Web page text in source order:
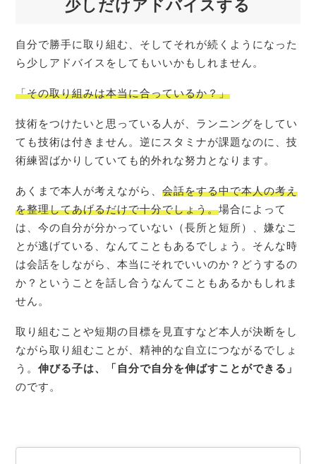
少しだけアドバイスする
自分で勝手に取り組む、そしてそれが続くようになった
ら少しアドバイスをしてもいいかもしれません。
「その取り組みは本当に合っているか？」
技術をつけたいと思っている人が、ランニングをしてい
ても技術は付きません。逆にスタミナが課題なのに、技
術練習ばかりしていても的外れな努力となります。
あくまで本人が考えながら、会話をする中で本人の考え
を整理してあげるだけで十分でしょう。場合によって
は、今の自分が分かっていない（長所と短所）、嫌なこ
とが逃げている、なんてこともあるでしょう。そんな時
は会話をしながら、本当にそれでいいのか？どうするの
か？ということを話し合うなんてこともあるかもしれま
せん。
取り組むことや短期の目標を見直すなど本人が決断をし
ながら取り組むことが、精神的な自立につながるでしょ
う。伸びる子は、「自分で自分を伸ばすことができる」
のです。